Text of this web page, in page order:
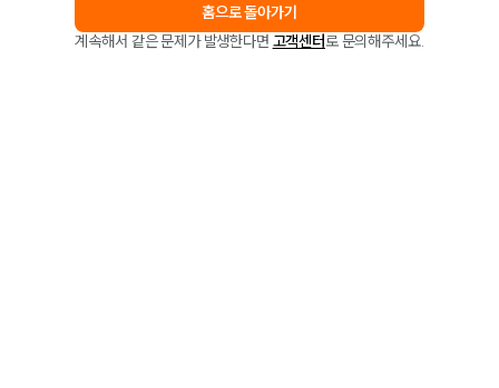
홈으로 돌아가기
계속해서 같은 문제가 발생한다면 고객센터로 문의해주세요.